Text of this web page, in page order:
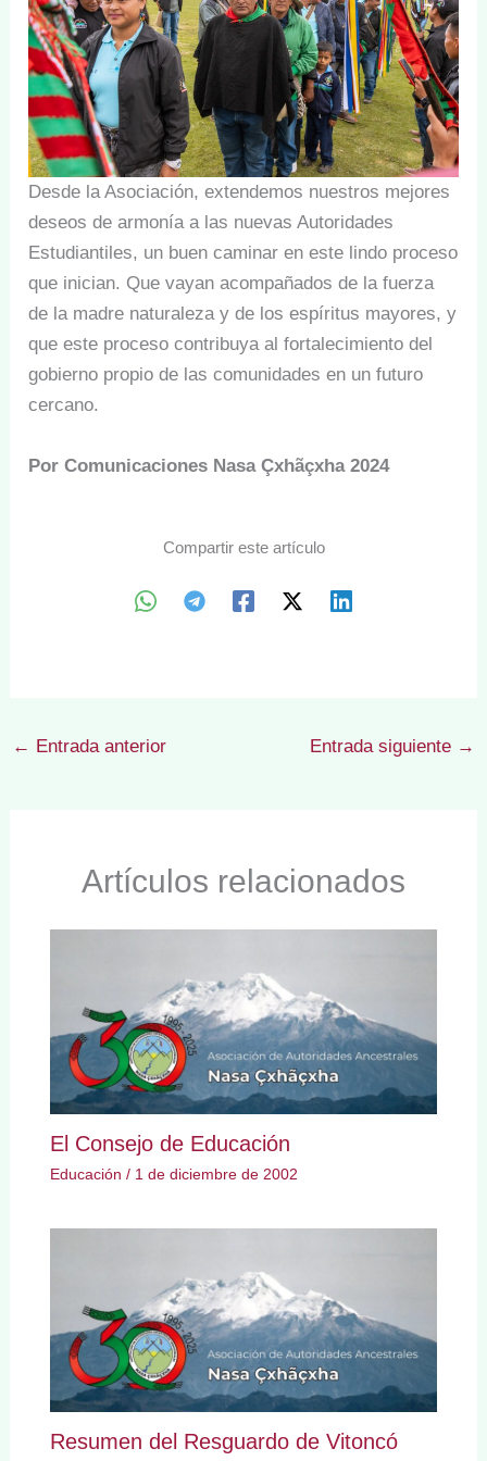
Desde la Asociación, extendemos nuestros mejores
deseos de armonía a las nuevas Autoridades
Estudiantiles, un buen caminar en este lindo proceso
que inician. Que vayan acompañados de la fuerza
de la madre naturaleza y de los espíritus mayores, y
que este proceso contribuya al fortalecimiento del
gobierno propio de las comunidades en un futuro
cercano.
Por Comunicaciones Nasa Çxhãçxha 2024
Compartir este artículo
← Entrada anterior Entrada siguiente →
Artículos relacionados
El Consejo de Educación
Educación / 1 de diciembre de 2002
Resumen del Resguardo de Vitoncó